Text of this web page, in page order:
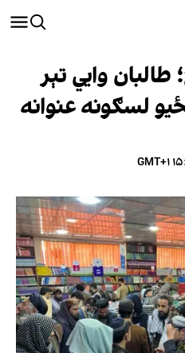
طالبان وايي تېر
لسګونه عنوانه